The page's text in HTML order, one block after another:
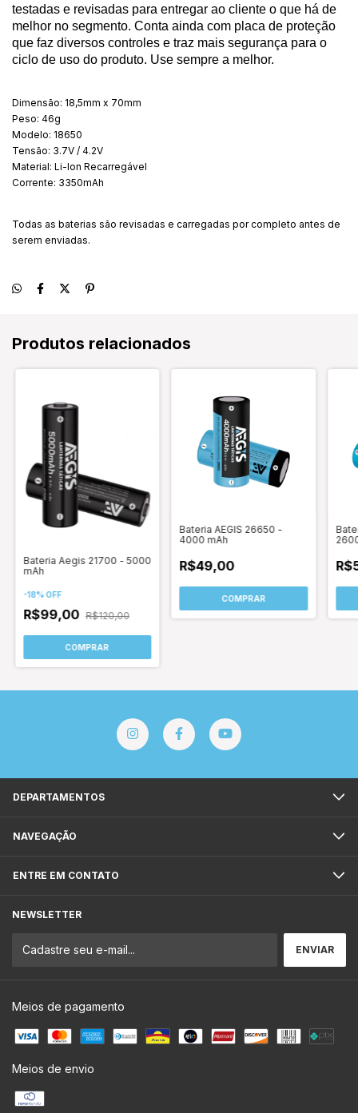
testadas e revisadas para entregar ao cliente o que há de
melhor no segmento. Conta ainda com placa de proteção
que faz diversos controles e traz mais segurança para o
ciclo de uso do produto. Use sempre a melhor.
Dimensão: 18,5mm x 70mm
Peso: 46g
Modelo: 18650
Tensão: 3.7V / 4.2V
Material: Li-Ion Recarregável
Corrente: 3350mAh
Todas as baterias são revisadas e carregadas por completo antes de
serem enviadas.
Produtos relacionados
Bateria Aegis 21700 - 5000
mAh
-18%OFF
R$99,00 R$120,00
Bateria AEGIS 26650 -
4000 mAh
R$49,00
DEPARTAMENTOS
NAVEGAÇÃO
ENTRE EM CONTATO
NEWSLETTER
Meios de pagamento
Meios de envio